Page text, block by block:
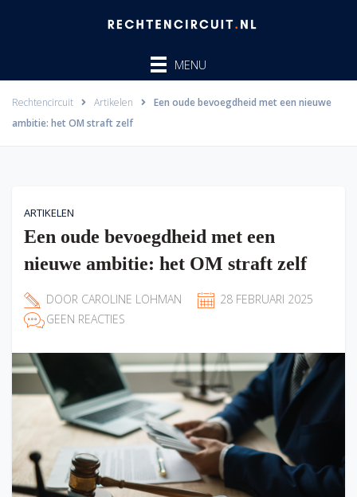
MENU
Rechtencircuit Artikelen
Een oude bevoegdheid met een nieuwe
ambitie: het OM straft zelf
ARTIKELEN
Een oude bevoegdheid met een
nieuwe ambitie: het OM straft zelf
DOOR CAROLINE LOHMAN
28 FEBRUARI 2025
GEEN REACTIES